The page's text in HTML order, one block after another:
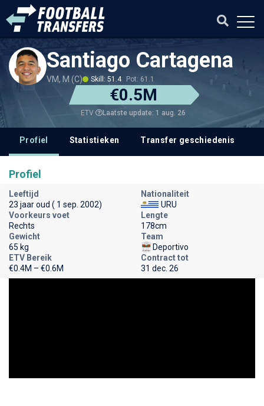
Santiago Cartagena
VM, M (C) Skill: 51.4 Pot: 61.1
€0.5M
ETV Laatste update: 1 aug. 26
Profiel Statistieken Transfer geschiedenis
Profiel
Leeftijd
23 jaar oud ( 1 sep. 2002)
Nationaliteit
URU
Voorkeurs voet
Rechts
Lengte
178cm
Gewicht
65 kg
Team
Deportivo
ETV Bereik
€0.4M – €0.6M
Contract tot
31 dec. 26